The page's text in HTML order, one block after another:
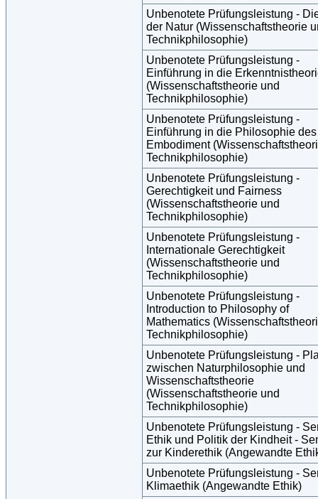
Unbenotete Prüfungsleistung -
der Natur (Wissenschaftstheorie
Technikphilosophie)
Unbenotete Prüfungsleistung -
Einführung in die
(Wissenschaftstheorie und
Technikphilosophie)
Unbenotete Prüfungsleistung -
Einführung in die Philosophie des
Embodiment
Technikphilosophie)
Unbenotete Prüfungsleistung -
Gerechtigkeit und Fairness
(Wissenschaftstheorie und
Technikphilosophie)
Unbenotete Prüfungsleistung -
Internationale Gerechtigkeit
(Wissenschaftstheorie und
Technikphilosophie)
Unbenotete Prüfungsleistung -
Introduction to Philosophy of
Mathematics
Technikphilosophie)
Unbenotete Prüfungsleistung -
zwischen Naturphilosophie und
Wissenschaftstheorie
(Wissenschaftstheorie und
Technikphilosophie)
Unbenotete Prüfungsleistung -
Ethik und Politik der Kindheit -
zur Kinderethik (Angewandte
Unbenotete Prüfungsleistung -
Klimaethik (Angewandte Ethik)